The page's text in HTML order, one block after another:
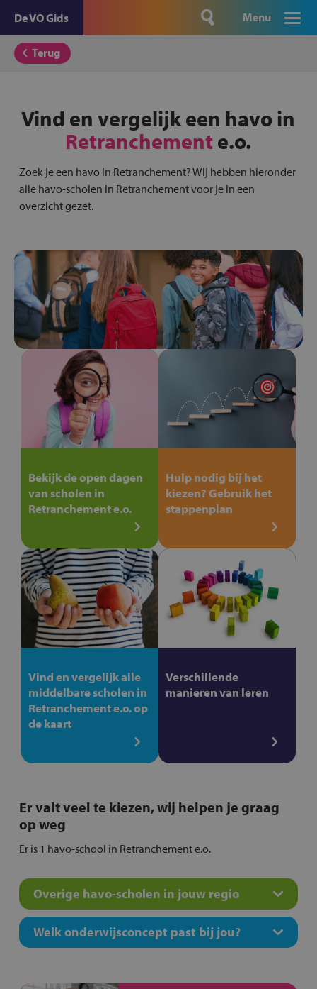
De VO Gids Menu
Terug
Vind en vergelijk een havo in
Retranchement e.o.
Zoek je een havo in Retranchement? Wij hebben hieronder
alle havo-scholen in Retranchement voor je in een
overzicht gezet.
Bekijk de open dagen
van scholen in
Retranchement e.o.
Hulp nodig bij het
kiezen? Gebruik het
stappenplan
Vind en vergelijk alle
middelbare scholen in
Retranchement e.o. op
de kaart
Verschillende
manieren van leren
Er valt veel te kiezen, wij helpen je graag
op weg
Er is 1 havo-school in Retranchement e.o.
Overige havo-scholen in jouw regio
Welk onderwijsconcept past bij jou?